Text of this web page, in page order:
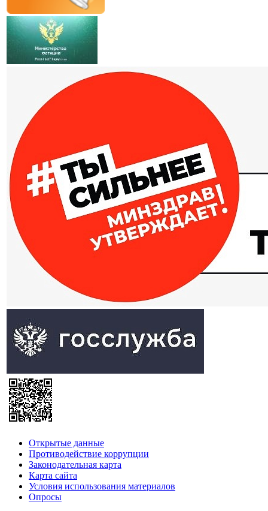
Открытые данные
Противодействие коррупции
Законодательная карта
Карта сайта
Условия использования материалов
Опросы